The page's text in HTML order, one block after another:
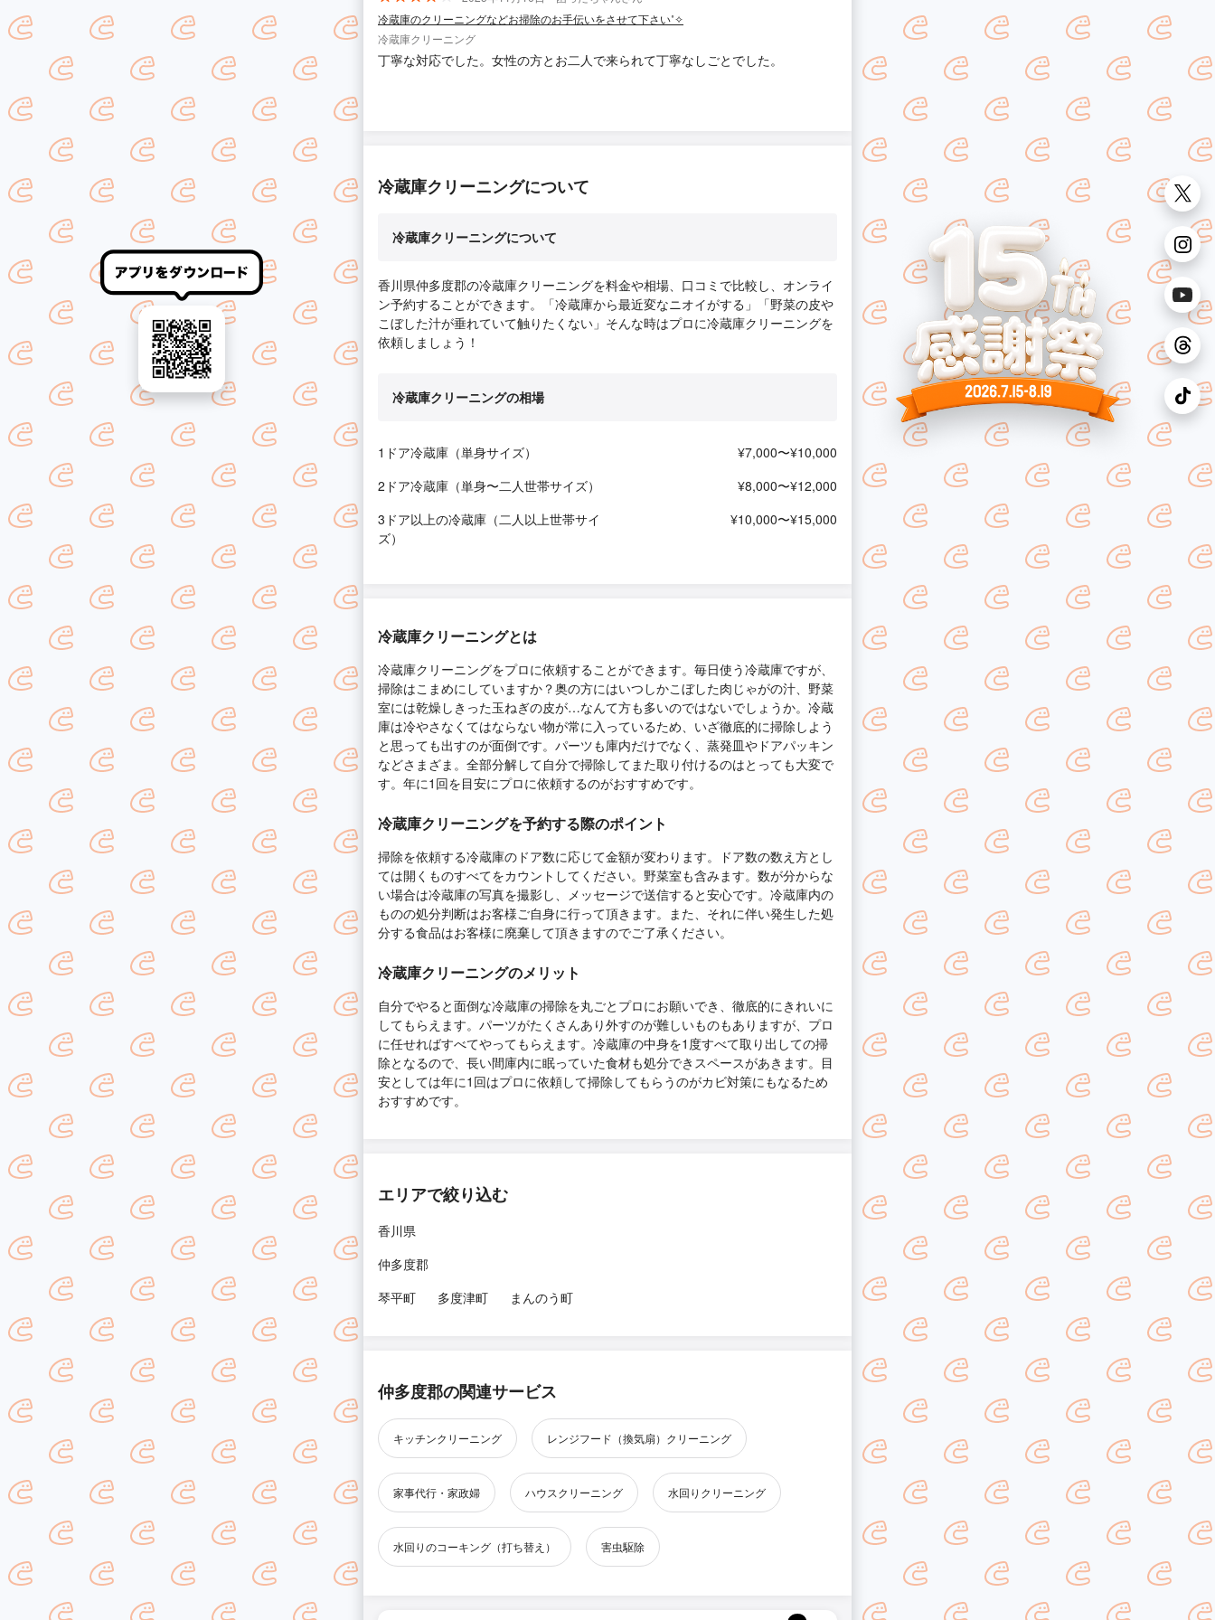
冷蔵庫のクリーニングなどお掃除のお手伝いをさせて下さい˚✧
冷蔵庫クリーニング
丁寧な対応でした。女性の方とお二人で来られて丁寧なしごとでした。
冷蔵庫クリーニングについて
冷蔵庫クリーニングについて
香川県仲多度郡の冷蔵庫クリーニングを料金や相場、口コミで比較し、オンライ
ン予約することができます。「冷蔵庫から最近変なニオイがする」「野菜の皮や
こぼした汁が垂れていて触りたくない」そんな時はプロに冷蔵庫クリーニングを
依頼しましょう！
冷蔵庫クリーニングの相場
1ドア冷蔵庫（単身サイズ）
¥7,000〜¥10,000
2ドア冷蔵庫（単身〜二人世帯サイズ）
¥8,000〜¥12,000
3ドア以上の冷蔵庫（二人以上世帯サイ
ズ）
¥10,000〜¥15,000
冷蔵庫クリーニングとは
冷蔵庫クリーニングをプロに依頼することができます。毎日使う冷蔵庫ですが、
掃除はこまめにしていますか？奥の方にはいつしかこぼした肉じゃがの汁、野菜
室には乾燥しきった玉ねぎの皮が…なんて方も多いのではないでしょうか。冷蔵
庫は冷やさなくてはならない物が常に入っているため、いざ徹底的に掃除しよう
と思っても出すのが面倒です。パーツも庫内だけでなく、蒸発皿やドアパッキン
などさまざま。全部分解して自分で掃除してまた取り付けるのはとっても大変で
す。年に1回を目安にプロに依頼するのがおすすめです。
冷蔵庫クリーニングを予約する際のポイント
掃除を依頼する冷蔵庫のドア数に応じて金額が変わります。ドア数の数え方とし
ては開くものすべてをカウントしてください。野菜室も含みます。数が分からな
い場合は冷蔵庫の写真を撮影し、メッセージで送信すると安心です。冷蔵庫内の
ものの処分判断はお客様ご自身に行って頂きます。また、それに伴い発生した処
分する食品はお客様に廃棄して頂きますのでご了承ください。
冷蔵庫クリーニングのメリット
自分でやると面倒な冷蔵庫の掃除を丸ごとプロにお願いでき、徹底的にきれいに
してもらえます。パーツがたくさんあり外すのが難しいものもありますが、プロ
に任せればすべてやってもらえます。冷蔵庫の中身を1度すべて取り出しての掃
除となるので、長い間庫内に眠っていた食材も処分できスペースがあきます。目
安としては年に1回はプロに依頼して掃除してもらうのがカビ対策にもなるため
おすすめです。
エリアで絞り込む
香川県
仲多度郡
琴平町
多度津町 まんのう町
仲多度郡の関連サービス
キッチンクリーニング レンジフード（換気扇）クリーニング
家事代行・家政婦 ハウスクリーニング 水回りクリーニング
水回りのコーキング（打ち替え） 害虫駆除